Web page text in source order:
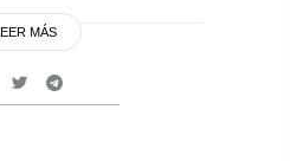
MÁS